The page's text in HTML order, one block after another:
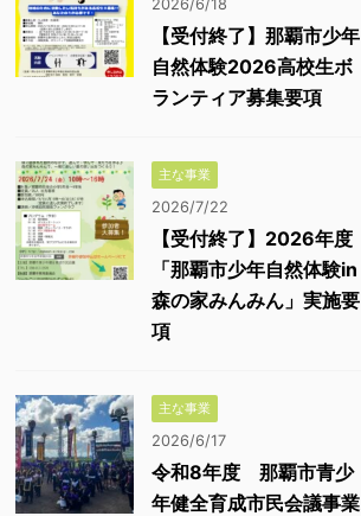
2026/6/18
【受付終了】那覇市少年
自然体験2026高校生ボ
ランティア募集要項
主な事業
2026/7/22
【受付終了】2026年度
「那覇市少年自然体験in
森の家みんみん」実施要
項
主な事業
2026/6/17
令和8年度 那覇市青少
年健全育成市民会議事業